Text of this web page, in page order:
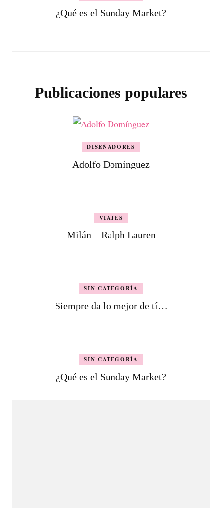
¿Qué es el Sunday Market?
Publicaciones populares
DISEÑADORES
Adolfo Domínguez
VIAJES
Milán – Ralph Lauren
SIN CATEGORÍA
Siempre da lo mejor de tí…
SIN CATEGORÍA
¿Qué es el Sunday Market?